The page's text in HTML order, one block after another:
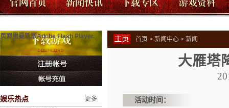
页面需要新版Adobe Flash Player.
娱乐热点
更多
首页 > 新闻中心 > 新闻
大雁塔
活动时间：